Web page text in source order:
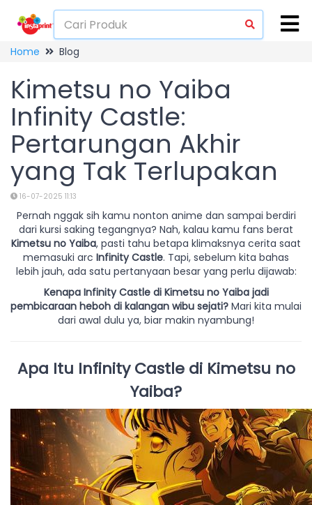
Home Blog
Kimetsu no Yaiba
Infinity Castle:
Pertarungan Akhir
yang Tak Terlupakan
16-07-2025 11:13
Pernah nggak sih kamu nonton anime dan sampai berdiri
dari kursi saking tegangnya? Nah, kalau kamu fans berat
Kimetsu no Yaiba, pasti tahu betapa klimaksnya cerita saat
memasuki arc Infinity Castle. Tapi, sebelum kita bahas
lebih jauh, ada satu pertanyaan besar yang perlu dijawab:
Kenapa Infinity Castle di Kimetsu no Yaiba jadi
pembicaraan heboh di kalangan wibu sejati? Mari kita mulai
dari awal dulu ya, biar makin nyambung!
Apa Itu Infinity Castle di Kimetsu no
Yaiba?